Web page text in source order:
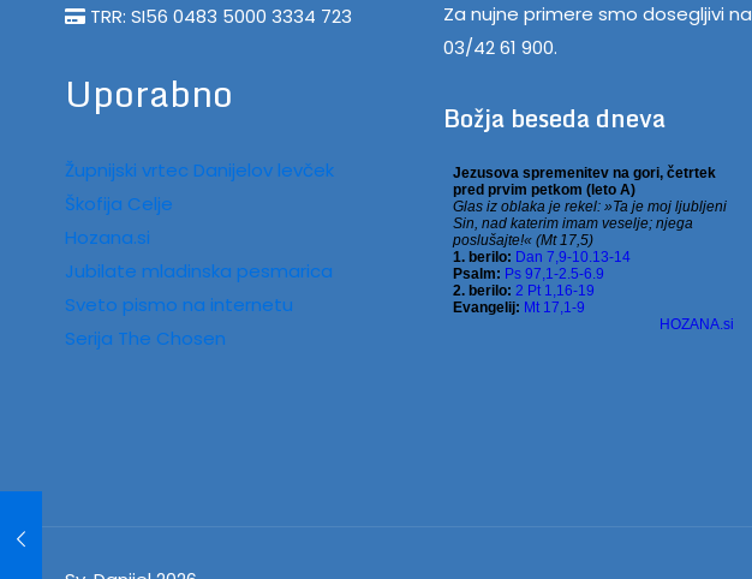
TRR: SI56 0483 5000 3334 723
Uporabno
Župnijski vrtec Danijelov levček
Škofija Celje
Hozana.si
Jubilate mladinska pesmarica
Sveto pismo na internetu
Serija The Chosen
Za nujne primere smo dosegljivi na
03/42 61 900.
Božja beseda dneva